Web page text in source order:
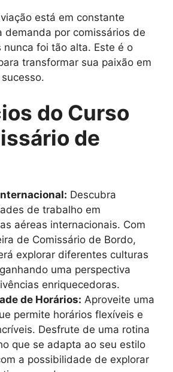
está em constante
demanda por comissários de
nunca foi tão alta. Este é o
transformar sua paixão em
do Curso
de
Descubra
de trabalho em
aéreas internacionais. Com
de Comissário de Bordo,
explorar diferentes culturas
uma perspectiva
enriquecedoras.
de Horários: Aproveite uma
permite horários flexíveis e
Desfrute de uma rotina
que se adapta ao seu estilo
a possibilidade de explorar